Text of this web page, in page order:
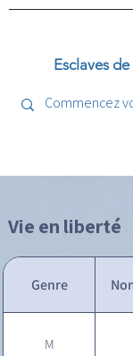
Esclaves
Vie en liberté
Genre
M